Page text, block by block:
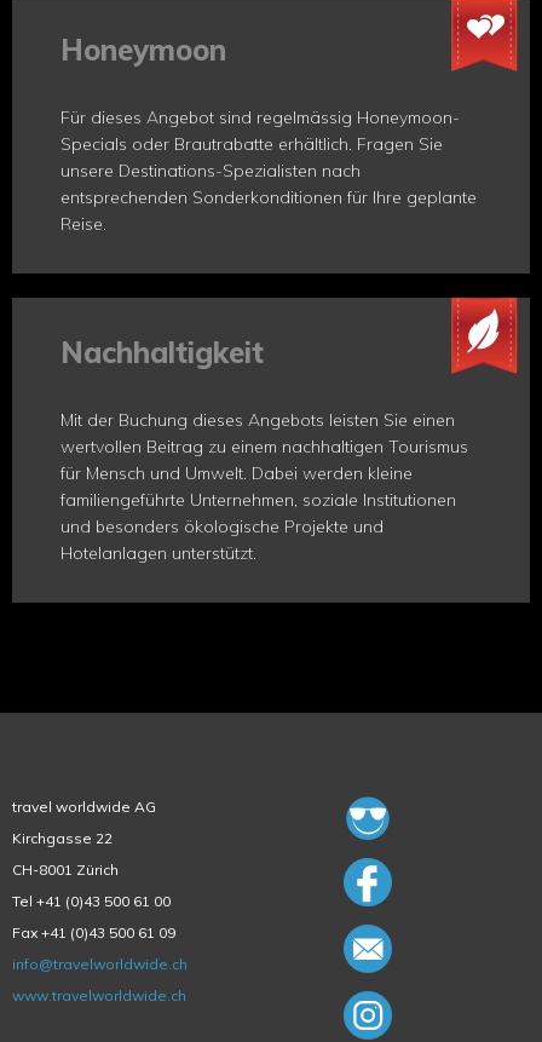
Honeymoon
Für dieses Angebot sind regelmässig Honeymoon-
Specials oder Brautrabatte erhältlich. Fragen Sie
unsere Destinations-Spezialisten nach
entsprechenden Sonderkonditionen für Ihre geplante
Reise.
Nachhaltigkeit
Mit der Buchung dieses Angebots leisten Sie einen
wertvollen Beitrag zu einem nachhaltigen Tourismus
für Mensch und Umwelt. Dabei werden kleine
familiengeführte Unternehmen, soziale Institutionen
und besonders ökologische Projekte und
Hotelanlagen unterstützt.
travel worldwide AG
Kirchgasse 22
CH-8001 Zürich
Tel +41 (0)43 500 61 00
Fax +41 (0)43 500 61 09
info@travelworldwide.ch
www.travelworldwide.ch